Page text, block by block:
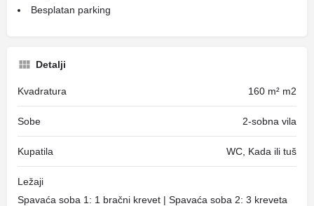
Besplatan parking
Detalji
Kvadratura 160 m² m2
Sobe 2-sobna vila
Kupatila WC, Kada ili tuš
Ležaji
Spavaća soba 1: 1 bračni krevet | Spavaća soba 2: 3 kreveta